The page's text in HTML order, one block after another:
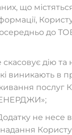
що
до
дію
виникають в
послуг
не несе